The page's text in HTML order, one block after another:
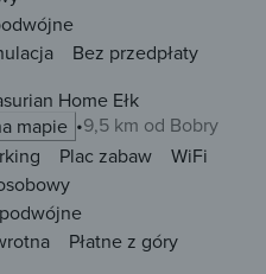
Bez przedpłaty
Home Ełk
mapie
9,5 km od Bobry
Plac zabaw
WiFi
podwójne
Płatne z góry